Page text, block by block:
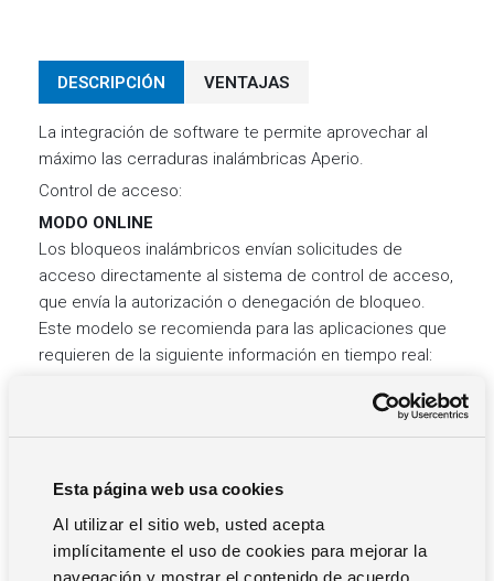
Esta página web usa cookies
Al utilizar el sitio web, usted acepta
implícitamente el uso de cookies para mejorar la
navegación y mostrar el contenido de acuerdo
DESCRIPCIÓN VENTAJAS
La integración de software te permite aprovechar al
máximo las cerraduras inalámbricas Aperio.
Control de acceso:
MODO ONLINE
Los bloqueos inalámbricos envían solicitudes de
acceso directamente al sistema de control de acceso,
que envía la autorización o denegación de bloqueo.
Este modelo se recomienda para las aplicaciones que
requieren de la siguiente información en tiempo real:
Apertura y cierre de puntos de acceso, incluso a
MODO SIN CONEXIÓN
La tarjeta actúa como una llave que puede informar de
los distintos bloqueos mediante un proceso de